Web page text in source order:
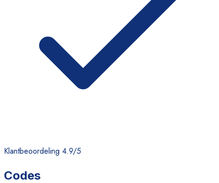
Klantbeoordeling 4.9/5
Codes